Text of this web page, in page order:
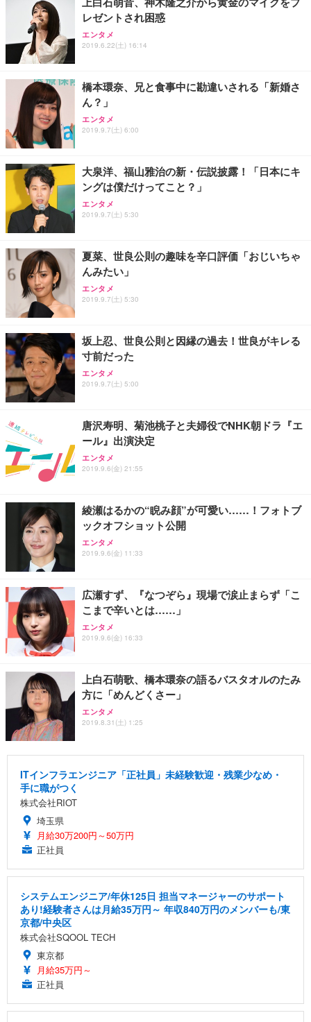
レゼントされ困惑
エンタメ
2019.6.22(土) 16:14
橋本環奈、兄と食事中に勘違いされる「新婚さ
ん？」
エンタメ
2019.9.7(土) 6:00
大泉洋、福山雅治の新・伝説披露！「日本にキ
ングは僕だけってこと？」
エンタメ
2019.9.7(土) 5:30
夏菜、世良公則の趣味を辛口評価「おじいちゃ
んみたい」
エンタメ
2019.9.7(土) 5:30
坂上忍、世良公則と因縁の過去！世良がキレる
寸前だった
エンタメ
2019.9.7(土) 5:00
唐沢寿明、菊池桃子と夫婦役でNHK朝ドラ『エ
ール』出演決定
エンタメ
2019.9.6(金) 21:55
綾瀬はるかの“睨み顔”が可愛い……！フォトブ
ックオフショット公開
エンタメ
2019.9.6(金) 11:33
広瀬すず、『なつぞら』現場で涙止まらず「こ
こまで辛いとは……」
エンタメ
2019.9.6(金) 16:33
上白石萌歌、橋本環奈の語るバスタオルのたみ
方に「めんどくさー」
エンタメ
2019.8.31(土) 1:25
ITインフラエンジニア「正社員」未経験歓迎・残業少なめ・
手に職がつく
株式会社RIOT
埼玉県
月給30万200円～50万円
正社員
システムエンジニア/年休125日 担当マネージャーのサポート
あり!経験者さんは月給35万円～ 年収840万円のメンバーも/東
京都/中央区
株式会社SQOOL TECH
東京都
月給35万円～
正社員